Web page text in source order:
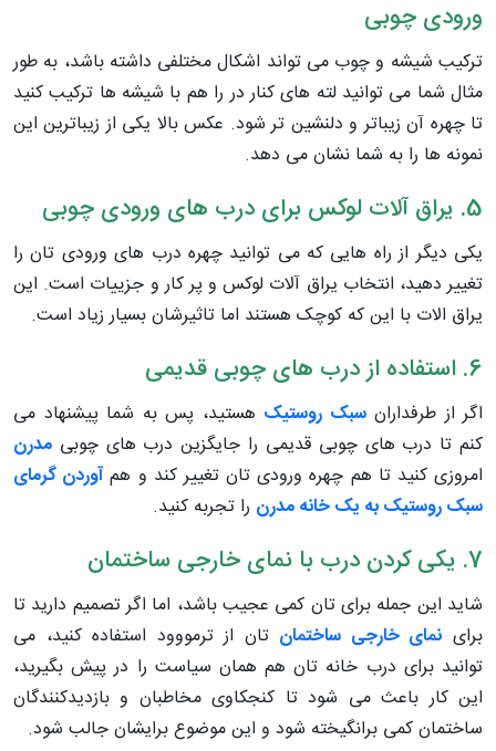
ورودی چوبی
ترکیب شیشه و چوب می تواند اشکال مختلفی داشته باشد، به طور
مثال شما می توانید لته های کنار در را هم با شیشه ها ترکیب کنید
تا چهره آن زیباتر و دلنشین تر شود. عکس بالا یکی از زیباترین این
نمونه ها را به شما نشان می دهد.
5. یراق آلات لوکس برای درب های ورودی چوبی
یکی دیگر از راه هایی که می توانید چهره درب های ورودی تان را
تغییر دهید، انتخاب یراق آلات لوکس و پر کار و جزییات است. این
یراق الات با این که کوچک هستند اما تاثیرشان بسیار زیاد است.
6. استفاده از درب های چوبی قدیمی
اگر از طرفدارانسبک روستیک هستید، پس به شما پیشنهاد می
کنم تا درب های چوبی قدیمی را جایگزین درب های چوبی مدرن
امروزی کنید تا هم چهره ورودی تان تغییر کند و همآوردن گرمای
سبک روستیک به یک خانه مدرن را تجربه کنید.
7. یکی کردن درب با نمای خارجی ساختمان
شاید این جمله برای تان کمی عجیب باشد، اما اگر تصمیم دارید تا
برای نمای خارجی ساختمان تان از ترمووود استفاده کنید، می
توانید برای درب خانه تان هم همان سیاست را در پیش بگیرید،
این کار باعث می شود تا کنجکاوی مخاطبان و بازدیدکنندگان
ساختمان کمی برانگیخته شود و این موضوع برایشان جالب شود.